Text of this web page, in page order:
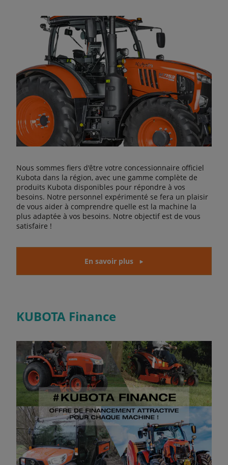
Nous sommes fiers d'être votre concessionnaire officiel
Kubota dans la région, avec une gamme complète de
produits Kubota disponibles pour répondre à vos
besoins. Notre personnel expérimenté se fera un plaisir
de vous aider à comprendre quelle est la machine la
plus adaptée à vos besoins. Notre objectif est de vous
satisfaire !
En savoir plus
KUBOTA Finance